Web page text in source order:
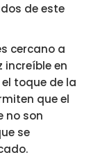
de este
cercano a
increíble en
toque de la
que el
no son
se